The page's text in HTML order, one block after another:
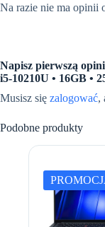
Na razie nie ma opinii
Napisz pierwszą
i5-10210U • 16GB •
Musisz się zalogować,
Podobne produkty